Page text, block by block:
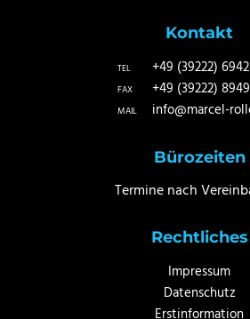
Kontakt
TEL +49 (39222)
FAX +49 (39222)
MAIL info@marcel-
Bürozeiten
Termine nach
Rechtliches
Impressum
Datenschutz